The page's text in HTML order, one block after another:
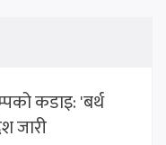
कडाइ: 'बर्थ
जारी